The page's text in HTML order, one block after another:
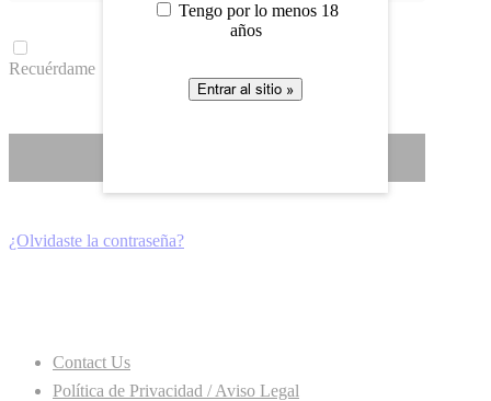
Recuérdame
¿Olvidaste la contraseña?
Contact Us
Política de Privacidad / Aviso Legal
Tengo por lo menos 18
años